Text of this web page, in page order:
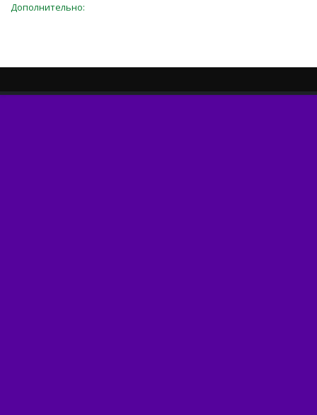
Дополнительно: